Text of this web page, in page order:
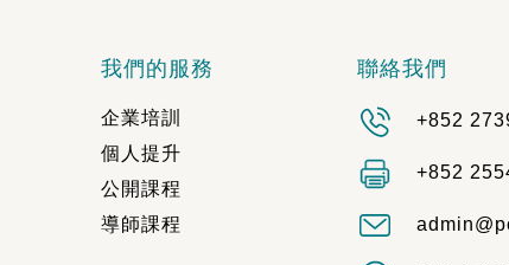
我們的服務
企業培訓
個人提升
公開課程
導師課程
聯絡我們
+852
+852